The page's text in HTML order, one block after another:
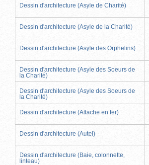
Dessin d'architecture (Asyle de Charité)
Dessin d'architecture (Asyle de la Charité)
Dessin d'architecture (Asyle des Orphelins)
Dessin d'architecture (Asyle des Soeurs de
la Charité)
Dessin d'architecture (Asyle des Soeurs de
la Charité)
Dessin d'architecture (Attache en fer)
Dessin d'architecture (Autel)
Dessin d'architecture (Baie, colonnette,
linteau)